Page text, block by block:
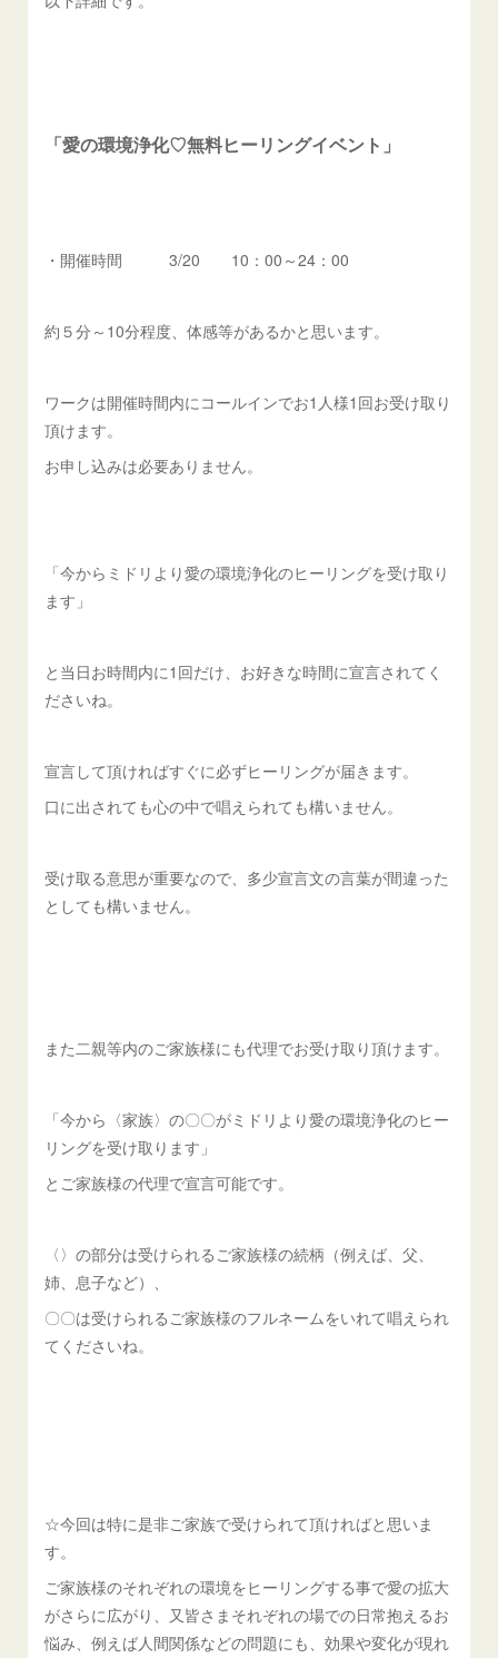
「愛の環境浄化♡無料ヒーリングイベント」
・開催時間 3/20 10：00～24：00
約５分～10分程度、体感等があるかと思います。
ワークは開催時間内にコールインでお1人様1回お受け取り
頂けます。
お申し込みは必要ありません。
「今からミドリより愛の環境浄化のヒーリングを受け取り
ます」
と当日お時間内に1回だけ、お好きな時間に宣言されてく
ださいね。
宣言して頂ければすぐに必ずヒーリングが届きます。
口に出されても心の中で唱えられても構いません。
受け取る意思が重要なので、多少宣言文の言葉が間違った
としても構いません。
また二親等内のご家族様にも代理でお受け取り頂けます。
「今から〈家族〉の〇〇がミドリより愛の環境浄化のヒー
リングを受け取ります」
とご家族様の代理で宣言可能です。
〈〉の部分は受けられるご家族様の続柄（例えば、父、
姉、息子など）、
〇〇は受けられるご家族様のフルネームをいれて唱えられ
てくださいね。
☆今回は特に是非ご家族で受けられて頂ければと思いま
す。
ご家族様のそれぞれの環境をヒーリングする事で愛の拡大
がさらに広がり、又皆さまそれぞれの場での日常抱えるお
悩み、例えば人間関係などの問題にも、効果や変化が現れ